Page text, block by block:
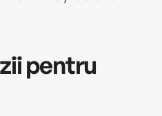
pentru